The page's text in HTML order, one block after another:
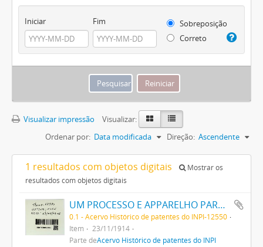
Iniciar Fim
Sobreposição
Correto
Visualizar impressão
Visualizar:
Ordenar por: Data modificada Direção: Ascendente
1 resultados com objetos digitais
Mostrar os
resultados com objetos digitais
UM PROCESSO E APPARELHO PARA DAR FORMA A FILAMENTOS PARA LAMPADAS ELECTRICAS DE INCANDESCENCIA
0.1 - Acervo Histórico de patentes do INPI-12550
Item
23/11/1914
Parte deAcervo Histórico de patentes do INPI